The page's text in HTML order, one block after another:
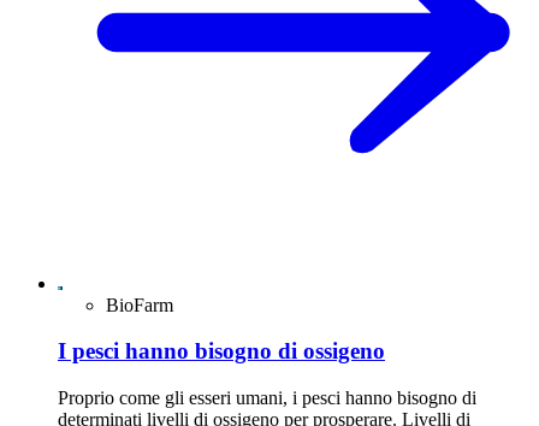
BioFarm
I pesci hanno bisogno di ossigeno
Proprio come gli esseri umani, i pesci hanno bisogno di
determinati livelli di ossigeno per prosperare. Livelli di